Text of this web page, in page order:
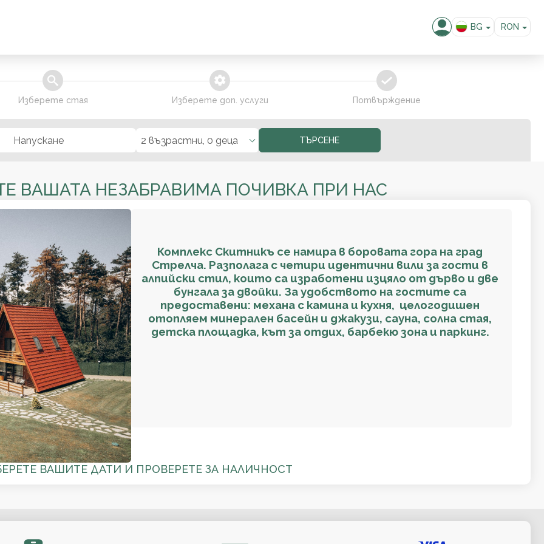
BG
RON
KZT
search
Изберете стая
extra_services
Изберете доп. услуги
confirm
Потвърждение
Напускане 2 възрастни, 0 деца ТЪРСЕНЕ
ВАШАТА НЕЗАБРАВИМА ПОЧИВКА ПРИ НАС
Комплекс Скитникъ се намира в боровата гора на град
Стрелча. Разполага с четири идентични вили за гости в
алпийски стил, които са изработени изцяло от дърво и две
бунгала за двойки. За удобството на гостите са
предоставени: механа с камина и кухня, целогодишен
отопляем минерален басейн и джакузи, сауна, солна стая,
детска площадка, кът за отдих, барбекю зона и паркинг.
ВАШИТЕ ДАТИ И ПРОВЕРЕТЕ ЗА НАЛИЧНОСТ